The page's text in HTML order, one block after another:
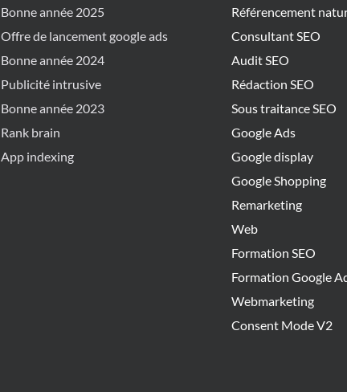
Bonne année 2025
Offre de lancement google ads
Bonne année 2024
Publicité intrusive
Bonne année 2023
Rank brain
App indexing
Référencement
Consultant SEO
Audit SEO
Rédaction SEO
Sous traitance SEO
Google Ads
Google display
Google Shopping
Remarketing
Web
Formation SEO
Formation Google
Webmarketing
Consent Mode V2